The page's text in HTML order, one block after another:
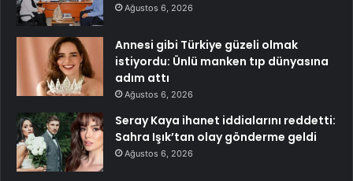
Ağustos 6, 2026
Annesi gibi Türkiye güzeli olmak
istiyordu: Ünlü manken tıp dünyasına
adım attı
Ağustos 6, 2026
Seray Kaya ihanet iddialarını reddetti:
Sahra Işık’tan olay gönderme geldi
Ağustos 6, 2026